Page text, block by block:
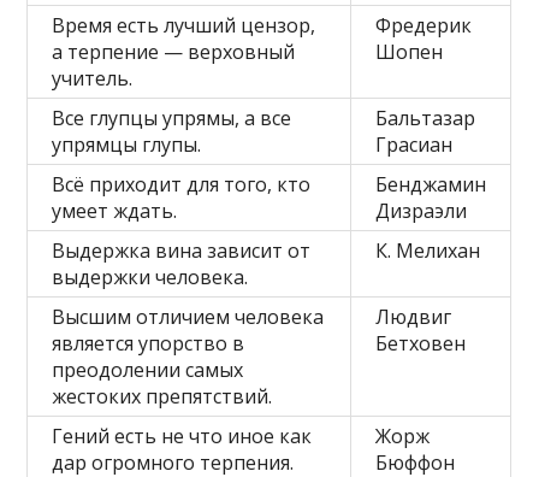
Время есть лучший цензор,
а терпение — верховный
учитель.
Фредерик
Шопен
Все глупцы упрямы, а все
упрямцы глупы.
Бальтазар
Грасиан
Всё приходит для того, кто
умеет ждать.
Бенджамин
Дизраэли
Выдержка вина зависит от
выдержки человека.
К. Мелихан
Высшим отличием человека
является упорство в
преодолении самых
жестоких препятствий.
Людвиг
Бетховен
Гений есть не что иное как
дар огромного терпения.
Жорж
Бюффон